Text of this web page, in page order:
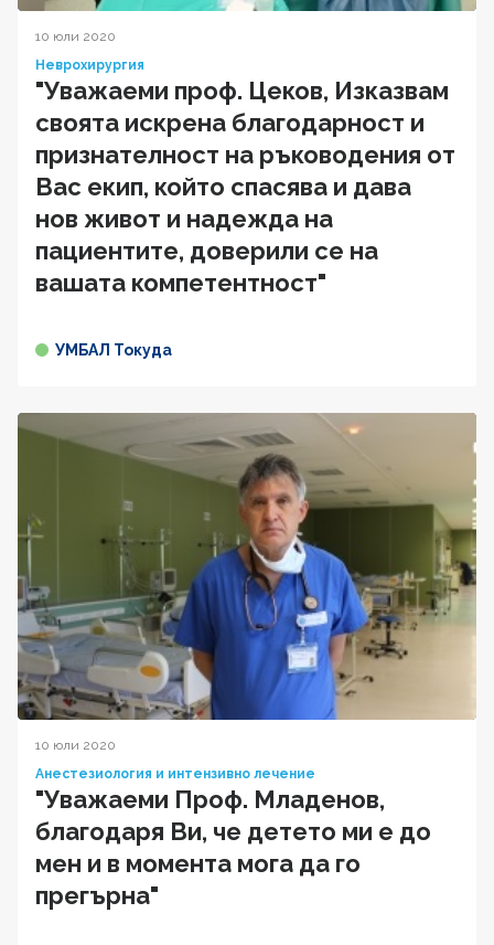
10 юли 2020
Неврохирургия
"Уважаеми проф. Цеков, Изказвам
своята искрена благодарност и
признателност на ръководения от
Вас екип, който спасява и дава
нов живот и надежда на
пациентите, доверили се на
вашата компетентност"
УМБАЛ Токуда
10 юли 2020
Анестезиология и интензивно лечение
"Уважаеми Проф. Младенов,
благодаря Ви, че детето ми е до
мен и в момента мога да го
прегърна"